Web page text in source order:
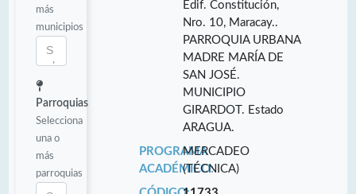
más
municipios
Parroquias
Selecciona
una o
más
parroquias
Edif. Constitución,
Nro. 10, Maracay..
PARROQUIA URBANA
MADRE MARÍA DE
SAN JOSÉ.
MUNICIPIO
GIRARDOT. Estado
ARAGUA.
PROGRAMA
ACADÉMICO:
MERCADEO
(TÉCNICA)